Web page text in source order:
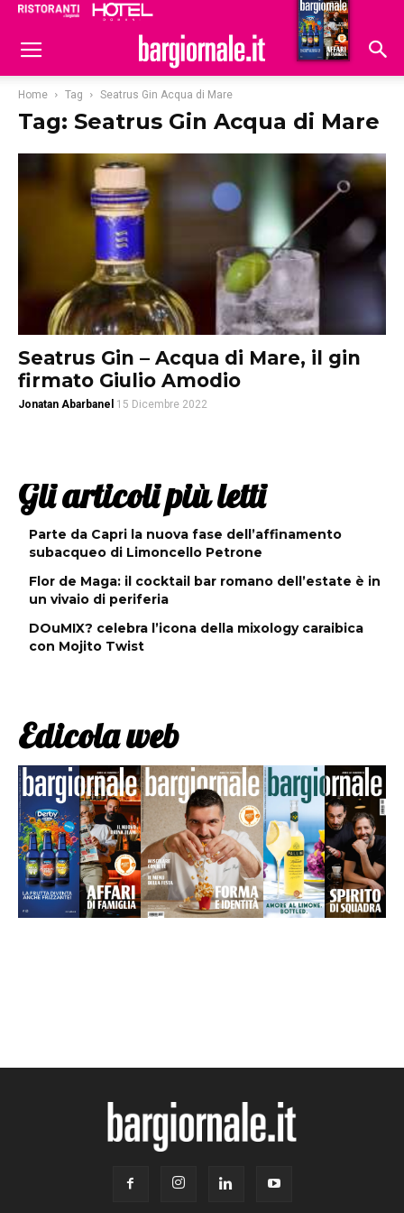
Hoteldomani
Home Tag Seatrus Gin Acqua di Mare
Tag: Seatrus Gin Acqua di Mare
Seatrus Gin – Acqua di Mare, il gin
firmato Giulio Amodio
Jonatan Abarbanel 15 Dicembre 2022
Gli articoli più letti
Parte da Capri la nuova fase dell’affinamento
subacqueo di Limoncello Petrone
Flor de Maga: il cocktail bar romano dell’estate è in
un vivaio di periferia
DOuMIX? celebra l’icona della mixology caraibica
con Mojito Twist
Edicola web